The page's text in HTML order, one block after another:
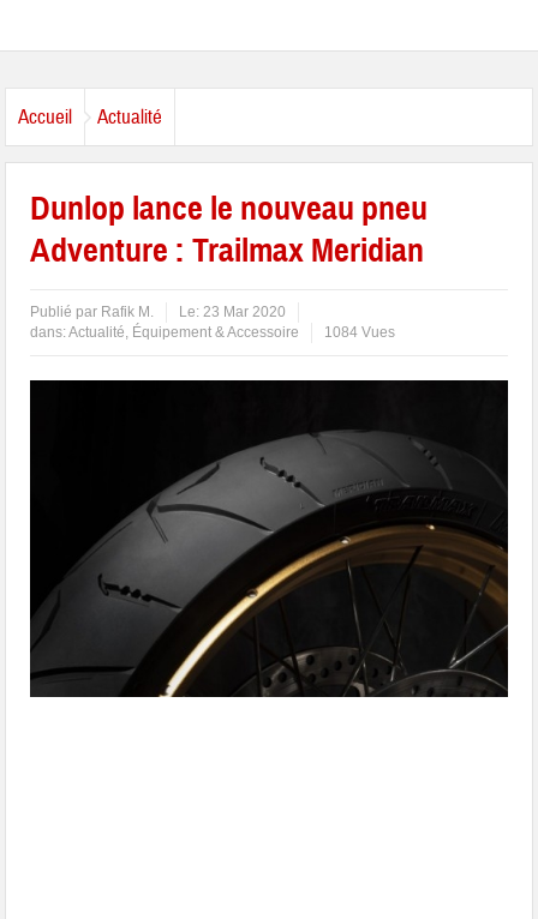
Accueil Actualité
Dunlop lance le nouveau pneu
Adventure : Trailmax Meridian
Publié par Rafik M. Le:23 Mar 2020
dans:Actualité, Équipement & Accessoire 1084 Vues